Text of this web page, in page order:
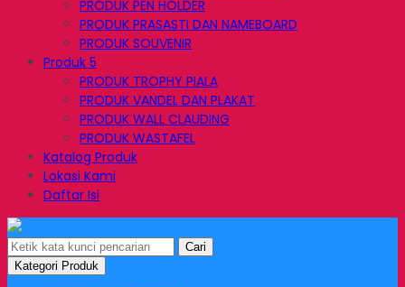
PRODUK PEN HOLDER
PRODUK PRASASTI DAN NAMEBOARD
PRODUK SOUVENIR
Produk 5
PRODUK TROPHY PIALA
PRODUK VANDEL DAN PLAKAT
PRODUK WALL CLAUDING
PRODUK WASTAFEL
Katalog Produk
Lokasi Kami
Daftar Isi
Cari
Kategori Produk